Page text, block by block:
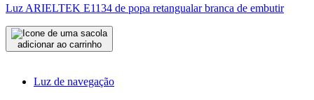
Luz ARIELTEK E1134 de popa retangualar branca de embutir
adicionar ao carrinho
Luz de navegação